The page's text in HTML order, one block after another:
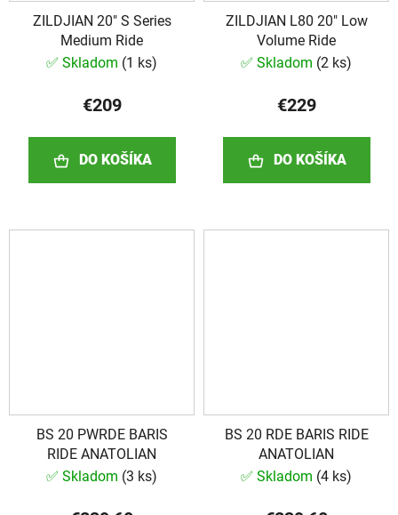
ZILDJIAN 20" S Series
Medium Ride
✅ Skladom (1 ks)
€209
DO KOŠÍKA
ZILDJIAN L80 20" Low
Volume Ride
✅ Skladom (2 ks)
€229
DO KOŠÍKA
BS 20 PWRDE BARIS
RIDE ANATOLIAN
✅ Skladom (3 ks)
BS 20 RDE BARIS RIDE
ANATOLIAN
✅ Skladom (4 ks)